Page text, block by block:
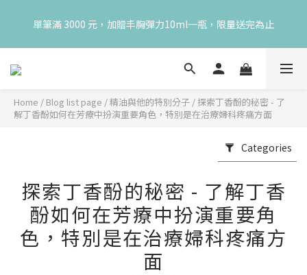
隨身瓶，再享超值滿額贈 👉
單筆滿 3000 元，加贈丰胸彈力10ml一瓶，限量送完為止
😍 8月慶典！250ml 無痛/深呼吸/橙花開賣！獨享 68 折再送 20ml
Home / Blog list page /精油與他的特別分子 / 探索丁香酚的秘密 - 了
解丁香酚如何在芳療中扮演重要角色，特別是在治療婦科疼痛方面
Categories
探索丁香酚的秘密 - 了解丁香
酚如何在芳療中扮演重要角
色，特別是在治療婦科疼痛方
面